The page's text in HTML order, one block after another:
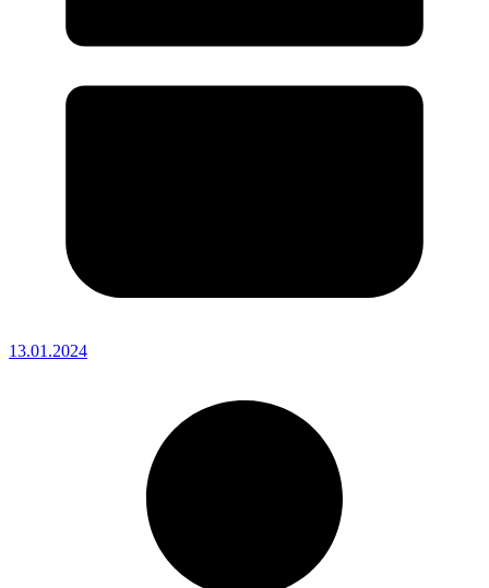
13.01.2024